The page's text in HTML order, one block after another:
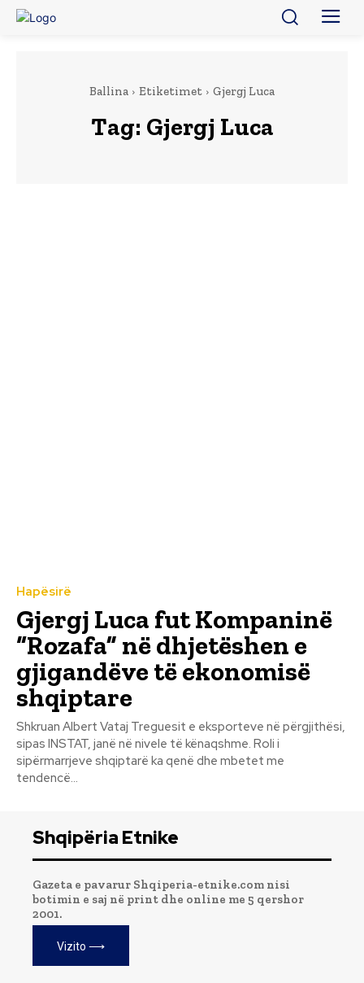
Ballina Etiketimet Gjergj Luca
Tag: Gjergj Luca
Hapësirë
Gjergj Luca fut Kompaninë
“Rozafa” në dhjetëshen e
gjigandëve të ekonomisë
shqiptare
Shkruan Albert Vataj Treguesit e eksporteve në përgjithësi,
sipas INSTAT, janë në nivele të kënaqshme. Roli i
sipërmarrjeve shqiptarë ka qenë dhe mbetet me
tendencë...
Shqipëria Etnike
Gazeta e pavarur Shqiperia-etnike.com nisi
botimin e saj në print dhe online me 5 qershor
2001.
Vizito ⟶